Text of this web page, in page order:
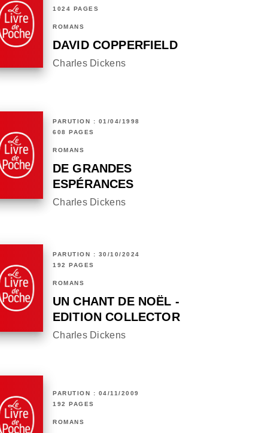
1024 PAGES
ROMANS
DAVID COPPERFIELD
Charles Dickens
PARUTION : 01/04/1998
608 PAGES
ROMANS
DE GRANDES
ESPÉRANCES
Charles Dickens
PARUTION : 30/10/2024
192 PAGES
ROMANS
UN CHANT DE NOËL -
EDITION COLLECTOR
Charles Dickens
PARUTION : 04/11/2009
192 PAGES
ROMANS